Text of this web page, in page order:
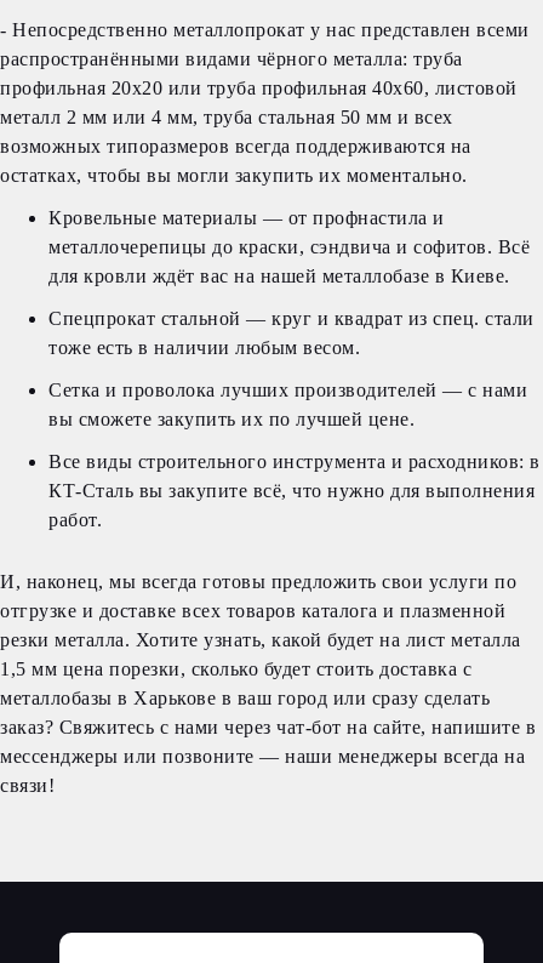
- Непосредственно металлопрокат у нас представлен всеми
распространёнными видами чёрного металла: труба
профильная 20х20 или труба профильная 40х60, листовой
металл 2 мм или 4 мм, труба стальная 50 мм и всех
возможных типоразмеров всегда поддерживаются на
остатках, чтобы вы могли закупить их моментально.
Кровельные материалы — от профнастила и
металлочерепицы до краски, сэндвича и софитов. Всё
для кровли ждёт вас на нашей металлобазе в Киеве.
Спецпрокат стальной — круг и квадрат из спец. стали
тоже есть в наличии любым весом.
Сетка и проволока лучших производителей — с нами
вы сможете закупить их по лучшей цене.
Все виды строительного инструмента и расходников: в
КТ-Сталь вы закупите всё, что нужно для выполнения
работ.
И, наконец, мы всегда готовы предложить свои услуги по
отгрузке и доставке всех товаров каталога и плазменной
резки металла. Хотите узнать, какой будет на лист металла
1,5 мм цена порезки, сколько будет стоить доставка с
металлобазы в Харькове в ваш город или сразу сделать
заказ? Свяжитесь с нами через чат-бот на сайте, напишите в
мессенджеры или позвоните — наши менеджеры всегда на
связи!